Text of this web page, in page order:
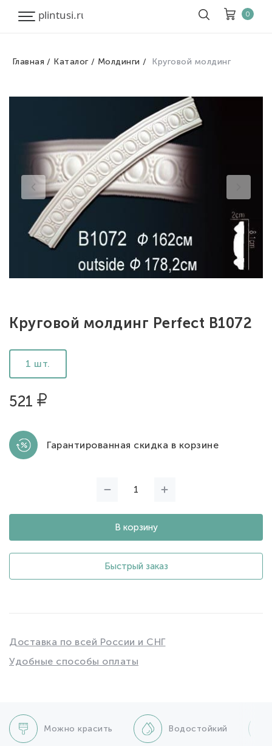
Товары
Скидка
Итого к оплате
0
Главная Каталог Молдинги Круговой молдинг
Круговой молдинг Perfect B1072
1 шт.
521
Гарантированная скидка в корзине
В корзину
Быстрый заказ
Доставка по всей России и СНГ
Удобные способы оплаты
Можно красить Водостойкий